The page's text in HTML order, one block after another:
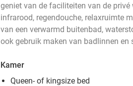
geniet van de faciliteiten van de privé
infrarood, regendouche, relaxruimte
van een verwarmd buitenbad,
ook gebruik maken van badlinnen
Kamer
Queen- of kingsize bed